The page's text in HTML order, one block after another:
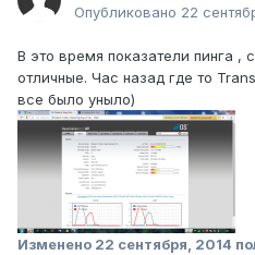
Опубликовано 22
В это время показатели пинга ,
отличные. Час назад где то
все было уныло)
Изменено 22 сентября, 2014